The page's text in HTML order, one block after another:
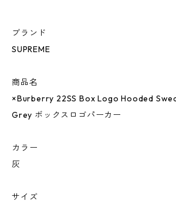
ブランド
SUPREME
商品名
×Burberry 22SS Box Logo Hooded
Grey ボックスロゴパーカー
カラー
灰
サイズ